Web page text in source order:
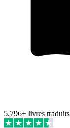
5,796+ livres traduits